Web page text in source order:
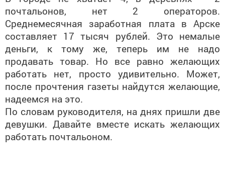
почтальонов, нет 2 операторов.
Среднемесячная заработная плата в Арске
составляет 17 тысяч рублей. Это немалые
деньги, к тому же, теперь им не надо
продавать товар. Но все равно желающих
работать нет, просто удивительно. Может,
после прочтения газеты найдутся желающие,
надеемся на это.
По словам руководителя, на днях пришли две
девушки. Давайте вместе искать желающих
работать почтальоном.